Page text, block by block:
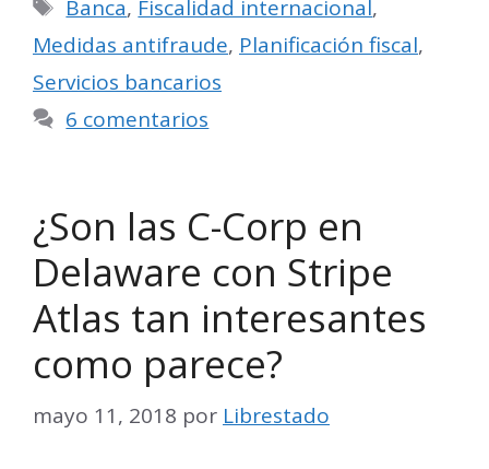
Banca, Fiscalidad internacional,
Medidas antifraude, Planificación fiscal,
Servicios bancarios
6 comentarios
¿Son las C-Corp en
Delaware con Stripe
Atlas tan interesantes
como parece?
mayo 11, 2018 por Librestado